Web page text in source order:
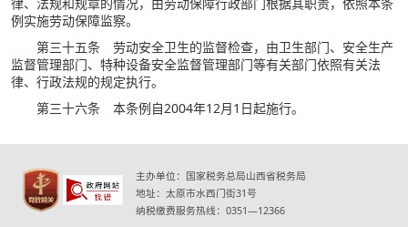
律、法规和规章的情况，由劳动保障行政部门根据其职责，依照本条
例实施劳动保障监察。
第三十五条 劳动安全卫生的监督检查，由卫生部门、安全生产
监督管理部门、特种设备安全监督管理部门等有关部门依照有关法
律、行政法规的规定执行。
第三十六条 本条例自2004年12月1日起施行。
主办单位：国家税务总局山西省税务局
地址：太原市水西门街31号
纳税缴费服务热线：0351—12366